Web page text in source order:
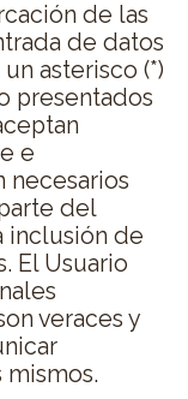
de las
de datos
asterisco (*)
presentados
e
necesarios
del
inclusión de
El Usuario
veraces y